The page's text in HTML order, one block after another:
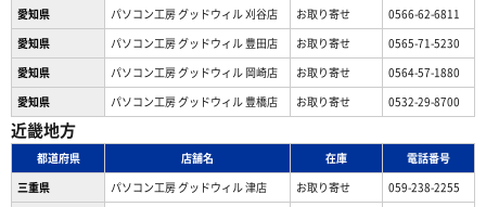
愛知県 パソコン工房 グッドウィル 刈谷店 お取り寄せ
0566-62-6811
愛知県
パソコン工房 グッドウィル 豊田店 お取り寄せ
0565-71-5230
愛知県
パソコン工房 グッドウィル 岡崎店 お取り寄せ
0564-57-1880
愛知県
パソコン工房 グッドウィル 豊橋店 お取り寄せ 0532-29-8700
近畿地方
都道府県 店舗名 在庫
電話番号
三重県
パソコン工房 グッドウィル 津店 お取り寄せ 059-238-2255